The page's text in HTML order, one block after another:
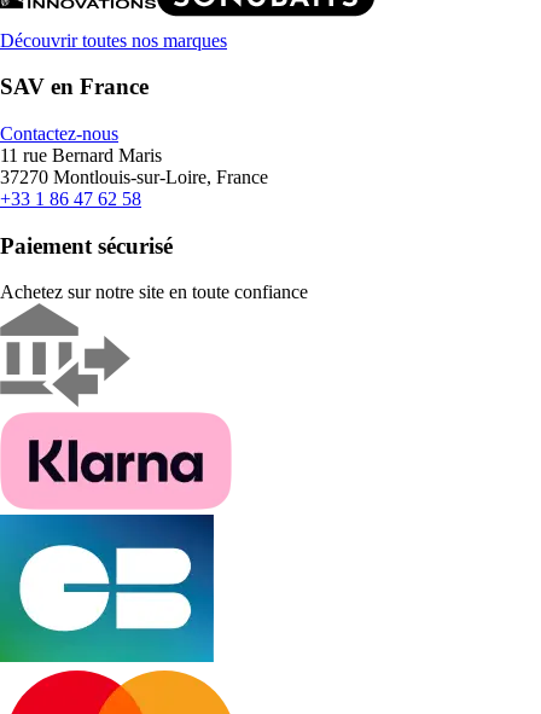
Découvrir toutes nos marques
SAV en France
Contactez-nous
11 rue Bernard Maris
37270 Montlouis-sur-Loire, France
+33 1 86 47 62 58
Paiement sécurisé
Achetez sur notre site en toute confiance